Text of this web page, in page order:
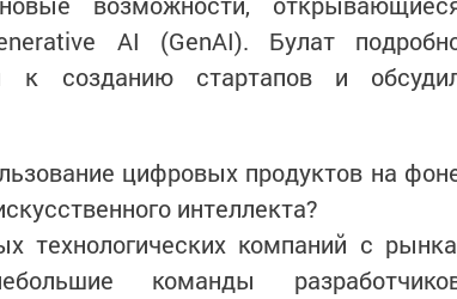
AI (GenAI). Булат
к созданию стартапов и
цифровых продуктов на
интеллекта?
технологических компаний с
команды